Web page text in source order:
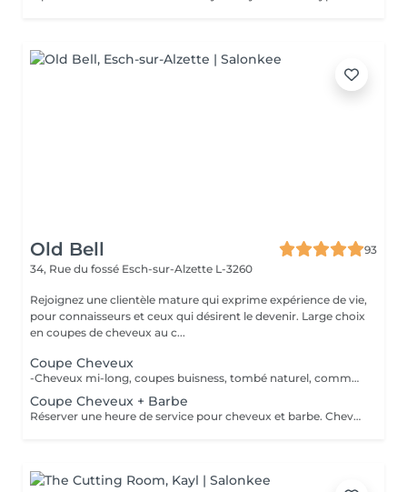
Old Bell
93
34, Rue du fossé Esch-sur-Alzette L-3260
Rejoignez une clientèle mature qui exprime expérience de vie,
pour connaisseurs et ceux qui désirent le devenir. Large choix
en coupes de cheveux au c...
Coupe Cheveux
-Cheveux mi-long, coupes buisness, tombé naturel, communiquez élégance -Cheveux courts, découvrez nos dégradés fait à main -Cheveux long, laissez vous conseillez, le sur mesure vous attend 100% CISEAU
Coupe Cheveux + Barbe
Réserver une heure de service pour cheveux et barbe. Cheveux 100% ciseau, barbe mix ciseaux / tondeuse.